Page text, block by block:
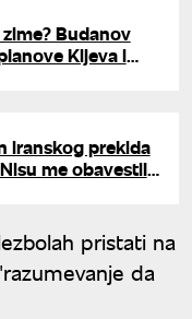
Budanov
Kijeva i
iranskog prekida
me obavestili,
pristati na
da